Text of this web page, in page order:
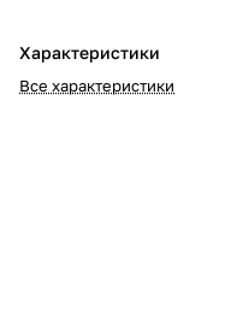
Характеристики
Все характеристики
в корзину
% картой